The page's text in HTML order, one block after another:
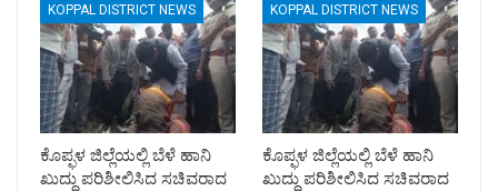
KOPPAL DISTRICT NEWS
ಕೊಪ್ಫಳ ಜಿಲ್ಲೆಯಲ್ಲಿ ಬೆಳೆ ಹಾನಿ
ಖುದ್ದು ಪರಿಶೀಲಿಸಿದ ಸಚಿವರಾದ
KOPPAL DISTRICT NEWS
ಕೊಪ್ಫಳ ಜಿಲ್ಲೆಯಲ್ಲಿ ಬೆಳೆ ಹಾನಿ
ಖುದ್ದು ಪರಿಶೀಲಿಸಿದ ಸಚಿವರಾದ